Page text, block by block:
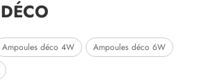
Ampoules déco 4W Ampoules déco 6W